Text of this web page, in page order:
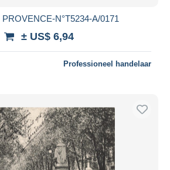
N°T5234-A/0171
± US$ 6,94
Professioneel handelaar